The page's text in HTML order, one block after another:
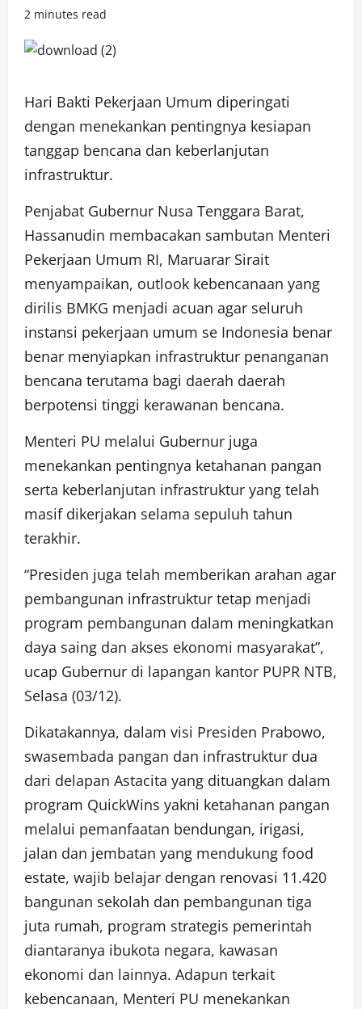
2 minutes read
Hari Bakti Pekerjaan Umum diperingati
dengan menekankan pentingnya kesiapan
tanggap bencana dan keberlanjutan
infrastruktur.
Penjabat Gubernur Nusa Tenggara Barat,
Hassanudin membacakan sambutan Menteri
Pekerjaan Umum RI, Maruarar Sirait
menyampaikan, outlook kebencanaan yang
dirilis BMKG menjadi acuan agar seluruh
instansi pekerjaan umum se Indonesia benar
benar menyiapkan infrastruktur penanganan
bencana terutama bagi daerah daerah
berpotensi tinggi kerawanan bencana.
Menteri PU melalui Gubernur juga
menekankan pentingnya ketahanan pangan
serta keberlanjutan infrastruktur yang telah
masif dikerjakan selama sepuluh tahun
terakhir.
“Presiden juga telah memberikan arahan agar
pembangunan infrastruktur tetap menjadi
program pembangunan dalam meningkatkan
daya saing dan akses ekonomi masyarakat”,
ucap Gubernur di lapangan kantor PUPR NTB,
Selasa (03/12).
Dikatakannya, dalam visi Presiden Prabowo,
swasembada pangan dan infrastruktur dua
dari delapan Astacita yang dituangkan dalam
program QuickWins yakni ketahanan pangan
melalui pemanfaatan bendungan, irigasi,
jalan dan jembatan yang mendukung food
estate, wajib belajar dengan renovasi 11.420
bangunan sekolah dan pembangunan tiga
juta rumah, program strategis pemerintah
diantaranya ibukota negara, kawasan
ekonomi dan lainnya. Adapun terkait
kebencanaan, Menteri PU menekankan